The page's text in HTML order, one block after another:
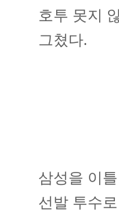
호투 못지
그쳤다.
삼성을 이
선발 투수